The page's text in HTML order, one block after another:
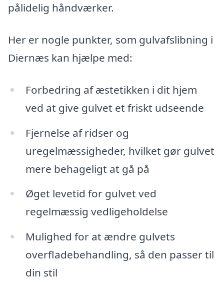
pålidelig håndværker.
Her er nogle punkter, som gulvafslibning i
Diernæs kan hjælpe med:
Forbedring af æstetikken i dit hjem
ved at give gulvet et friskt udseende
Fjernelse af ridser og
uregelmæssigheder, hvilket gør gulvet
mere behageligt at gå på
Øget levetid for gulvet ved
regelmæssig vedligeholdelse
Mulighed for at ændre gulvets
overfladebehandling, så den passer til
din stil